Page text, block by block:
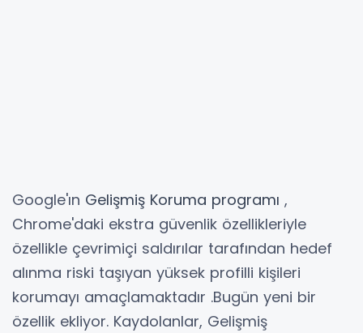
Google'ın Gelişmiş Koruma programı ,
Chrome'daki ekstra güvenlik özellikleriyle
özellikle çevrimiçi saldırılar tarafından hedef
alınma riski taşıyan yüksek profilli kişileri
korumayı amaçlamaktadır .Bugün yeni bir
özellik ekliyor. Kaydolanlar, Gelişmiş